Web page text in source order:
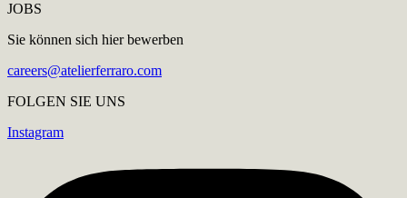
JOBS
Sie können sich hier bewerben
careers@atelierferraro.com
FOLGEN SIE UNS
Instagram